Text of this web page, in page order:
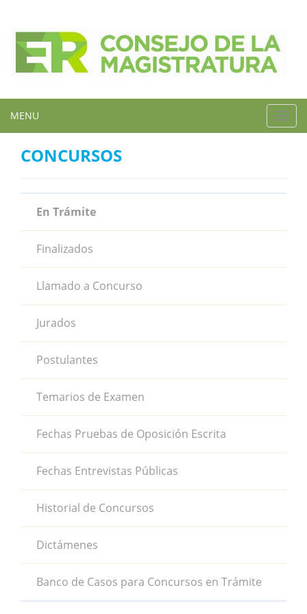
MENU
CONCURSOS
En Trámite
Finalizados
Llamado a Concurso
Jurados
Postulantes
Temarios de Examen
Fechas Pruebas de Oposición Escrita
Fechas Entrevistas Públicas
Historial de Concursos
Dictámenes
Banco de Casos para Concursos en Trámite